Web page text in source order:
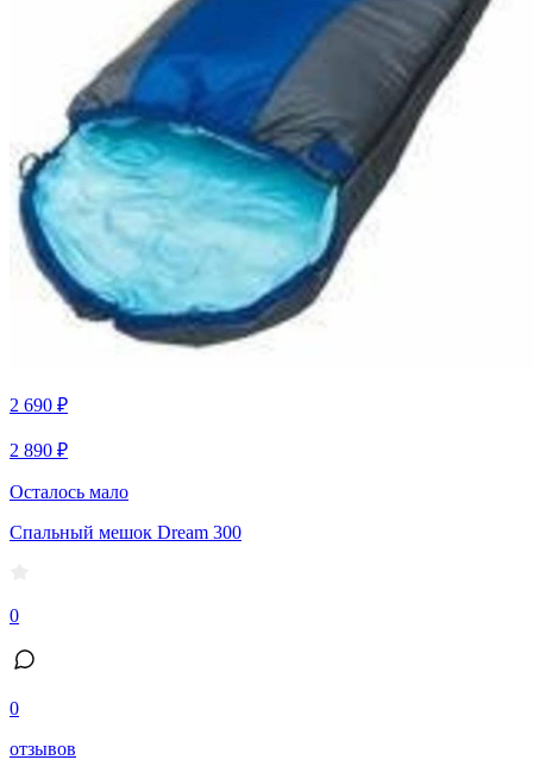
2 690 ₽
2 890 ₽
Осталось мало
Спальный мешок Dream 300
0
0
отзывов